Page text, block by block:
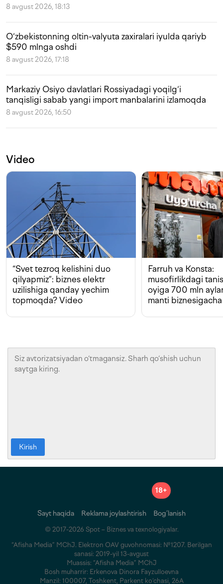
8 avgust 2026, 18:13
O‘zbekistonning oltin-valyuta zaxiralari iyulda qariyb
$590 mlnga oshdi
8 avgust 2026, 17:18
Markaziy Osiyo davlatlari Rossiyadagi yoqilg‘i
tanqisligi sabab yangi import manbalarini izlamoqda
8 avgust 2026, 16:50
Video
“Svet tezroq kelishini duo
qilyapmiz”: biznes elektr
uzilishiga qanday yechim
topmoqda? Video
Farruh va Konsta:
musofirlikdagi
oyiga 700 mln
manti biznesigacha
Kirish
18+
Sayt haqida Reklama joylashtirish Bog‘lanish
© 2017-2026 Spot – Biznes va texnologiyalar.
“Afisha Media” MChJ. Elektron OAV guvohnomasi: №1207. Berilgan
sanasi: 2019-yil 13-avgust
Muassis: “Afisha Media” MChJ
Bosh muharrir: Erkenova Dinora Fayzulloevna
Manzil: 100007, Toshkent, Parkent ko‘chasi, 26A